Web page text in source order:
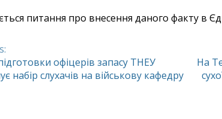
питання про внесення даного факту в
офіцерів запасу ТНЕУ
набір слухачів на військову кафедру
На